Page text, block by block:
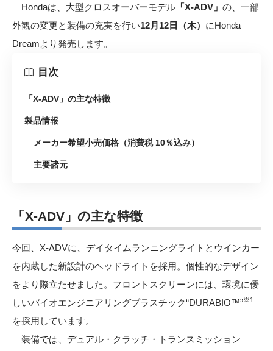
Hondaは、大型クロスオーバーモデル 「X-ADV」 の、一部
外観の変更と装備の充実を行い12月12日（木） にHonda
Dreamより発売します。
目次
「X-ADV」の主な特徴
製品情報
メーカー希望小売価格（消費税 10％込み）
主要諸元
「X-ADV」の主な特徴
今回、X-ADVに、デイタイムランニングライトとウインカー
を内蔵した新設計のヘッドライトを採用。個性的なデザイン
をより際立たせました。フロントスクリーンには、環境に優
しいバイオエンジニアリングプラスチック“DURABIO™”※1
を採用しています。
装備では、デュアル・クラッチ・トランスミッション